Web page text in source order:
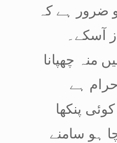
ہے کہ
آسکے۔
منہ چھپانا
ہے
پنکھا
ہو سامنے